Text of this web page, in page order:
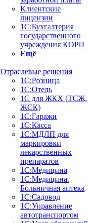
Клиентские
лицензии
1С:Бухгалтерия
государственного
учреждения КОРП
Ещё
Отраслевые решения
1С:Розница
1С:Отель
1С для ЖКХ (ТСЖ,
ЖСК)
1С:Гаражи
1С:Касса
1С:МДЛП для
маркировки
лекарственных
препаратов
1С:Медицина
1С:Медицина.
Больничная аптека
1С:Садовод
1С:Управление
автотранспортом